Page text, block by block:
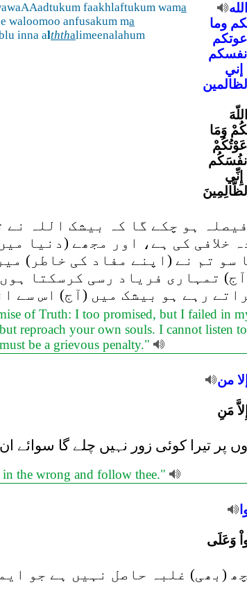
faakhlaftukum wama
waloomoo anfusakum ma
inna alththalimeenalahum
الله
وما
أنفسكم
إني
الظالمين
وَمَا
ہو چکے گا کہ بیشک اللہ
خلافی کی ہے، اور مجھے (دنیا
سو تم نے (اپنے مفاد کی خاطر)
تمہاری فریاد رسی کرسکتا
رہے ہو بیشک میں (آج) اس سے
of Truth: I too promised, but I failed in
reproach your own souls. I cannot listen
be a grievous penalty."
إلا من
مَنِ
پر تیرا کوئی زور نہیں چلے گا سوائے
in the wrong and follow thee."
وَعَلَى
(بھی) غلبہ حاصل نہیں ہے جو